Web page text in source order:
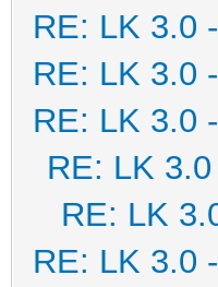
RE: LK 3.0
RE: LK 3.0
RE: LK 3.0
RE: LK
RE: LK
RE: LK 3.0